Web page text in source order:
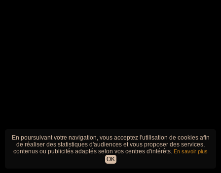
En poursuivant votre navigation, vous acceptez l'utilisation de cookies afin
de réaliser des statistiques d'audiences et vous proposer des services,
contenus ou publicités adaptés selon vos centres d'intérêts. En savoir plus
OK